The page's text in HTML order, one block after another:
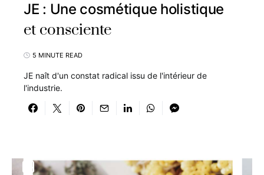
JE : Une cosmétique holistique
et consciente
5 MINUTE READ
JE naît d'un constat radical issu de l'intérieur de
l'industrie.